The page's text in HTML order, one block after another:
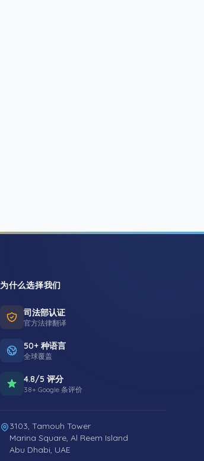
为什么选择我们
司法部认证
官方法律翻译
50+ 种语言
全球覆盖
4.8/5 评分
38+ Google 条评价
3103, Tamouh Tower
Marina Square, Al Reem Island
Abu Dhabi, UAE